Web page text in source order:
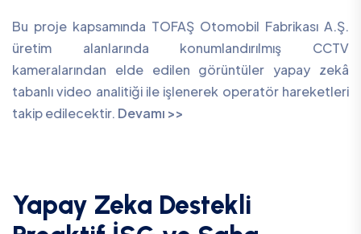
Bu proje kapsamında TOFAŞ Otomobil Fabrikası A.Ş.
üretim alanlarında konumlandırılmış CCTV
kameralarından elde edilen görüntüler yapay zekâ
tabanlı video analitiği ile işlenerek operatör hareketleri
takip edilecektir. Devamı >>
Yapay Zeka Destekli